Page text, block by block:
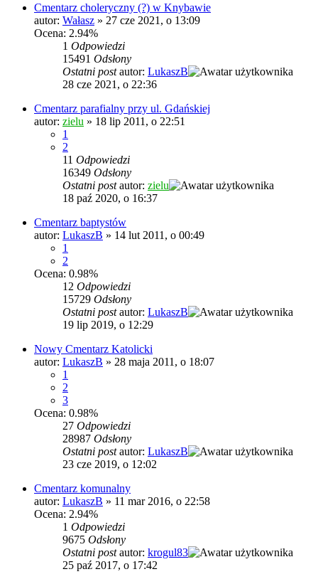
Cmentarz choleryczny (?) w Knybawie
autor: Wałasz » 27 cze 2021, o 13:09
Ocena: 2.94%
1 Odpowiedzi
15491 Odsłony
Ostatni postautor: LukaszB
28 cze 2021, o 22:36
Cmentarz parafialny przy ul. Gdańskiej
autor: zielu » 18 lip 2011, o 22:51
1
2
11 Odpowiedzi
16349 Odsłony
Ostatni postautor: zielu
18 paź 2020, o 16:37
Cmentarz baptystów
autor: LukaszB » 14 lut 2011, o 00:49
1
2
Ocena: 0.98%
12 Odpowiedzi
15729 Odsłony
Ostatni postautor: LukaszB
19 lip 2019, o 12:29
Nowy Cmentarz Katolicki
autor: LukaszB » 28 maja 2011, o 18:07
1
2
3
Ocena: 0.98%
27 Odpowiedzi
28987 Odsłony
Ostatni postautor: LukaszB
23 cze 2019, o 12:02
Cmentarz komunalny
autor: LukaszB » 11 mar 2016, o 22:58
Ocena: 2.94%
1 Odpowiedzi
9675 Odsłony
Ostatni postautor: krogul83
25 paź 2017, o 17:42